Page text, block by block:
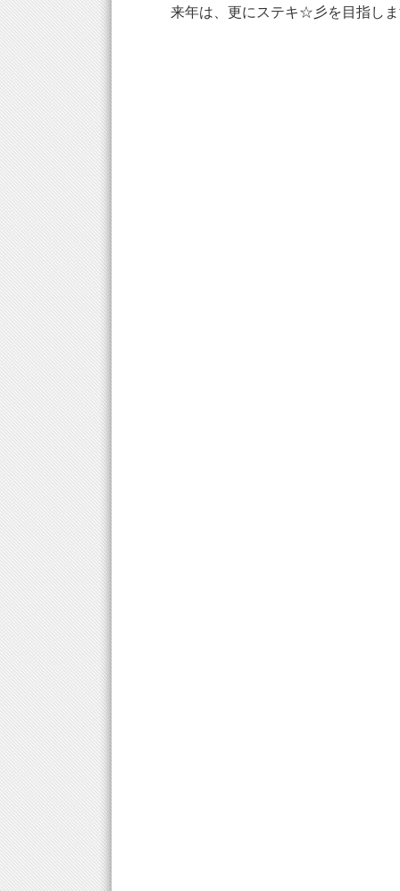
来年は、更にステキ☆彡を目指しま